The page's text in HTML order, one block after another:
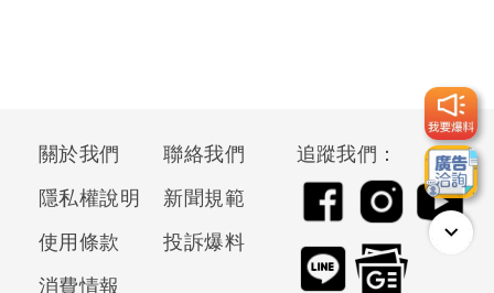
關於我們
聯絡我們
隱私權說明
新聞規範
使用條款
投訴爆料
消費情報
追蹤我們：